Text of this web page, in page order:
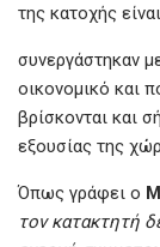
της κατοχής
συνεργάστηκαν
οικονομικό και
βρίσκονται και
εξουσίας της
Όπως γράφει ο
τον κατακτητή